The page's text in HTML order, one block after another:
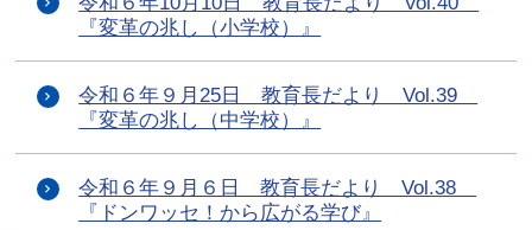
『変革の兆し（小学校）』
令和６年９月25日 教育長だより Vol.39
『変革の兆し（中学校）』
令和６年９月６日 教育長だより Vol.38
『ドンワッセ！から広がる学び』